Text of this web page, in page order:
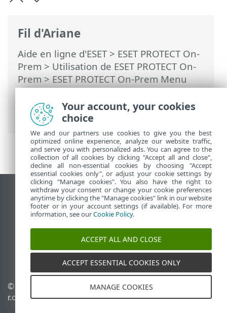
Fil d'Ariane
Aide en ligne d'ESET> ESET PROTECT On-
Prem > Utilisation de ESET PROTECT On-
Prem>ESET PROTECT On-Prem Menu
principal>Plus>Utilisateurs de
l'ordinateur> Ajouter de nouveaux
utilisateurs
Afficher le site pour ordinateur de bureau
End of Life
Base de connaissances ESET
Forum ESET
ESET Status Portal
Assistance régionale
© 1992 - 2026 ESET, spol. s
r.o. - Tous droits réservés.
Gérer les témoins
Politique relative aux
Your account, your cookies
choice
We and our partners use cookies to give you the best
optimized online experience, analyze our website traffic,
and serve you with personalized ads. You can agree to the
collection of all cookies by clicking "Accept all and close",
decline all non-essential cookies by choosing "Accept
essential cookies only", or adjust your cookie settings by
clicking "Manage cookies". You also have the right to
withdraw your consent or change your cookie preferences
anytime by clicking the "Manage cookies" link in our website
footer or in your account settings (if available). For more
information, see ourCookie Policy.
ACCEPT ALL AND CLOSE
ACCEPT ESSENTIAL COOKIES ONLY
MANAGE COOKIES